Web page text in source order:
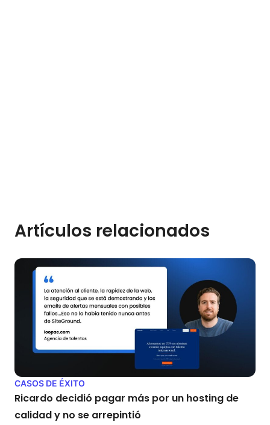
Artículos relacionados
CASOS DE ÉXITO
Ricardo decidió pagar más por un hosting de
calidad y no se arrepintió